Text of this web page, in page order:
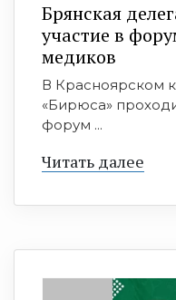
Брянская
участие в
медиков
В Красноярском
«Бирюса»
форум ...
Читать далее